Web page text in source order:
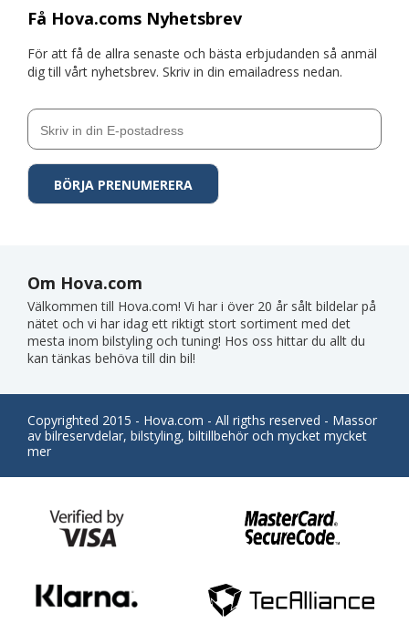
Få Hova.coms Nyhetsbrev
För att få de allra senaste och bästa erbjudanden så anmäl
dig till vårt nyhetsbrev. Skriv in din emailadress nedan.
Om Hova.com
Välkommen till Hova.com! Vi har i över 20 år sålt bildelar på
nätet och vi har idag ett riktigt stort sortiment med det
mesta inom bilstyling och tuning! Hos oss hittar du allt du
kan tänkas behöva till din bil!
Copyrighted 2015 - Hova.com - All rigths reserved - Massor
av bilreservdelar, bilstyling, biltillbehör och mycket mycket
mer